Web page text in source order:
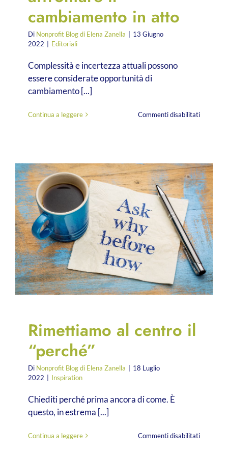
cambiamento in atto
Di Nonprofit Blog di Elena Zanella
13 Giugno
2022
Editoriali
Complessità e incertezza attuali possono
essere considerate opportunità di
cambiamento [...]
Continua a leggere Commenti disabilitatisu
strategie
e
strumenti
per
il
in
atto
Rimettiamo al centro il
“perché”
Di Nonprofit Blog di Elena Zanella
18 Luglio
2022
Inspiration
Chiediti perché prima ancora di come. È
questo, in estrema [...]
Continua a leggere Commenti disabilitatisu